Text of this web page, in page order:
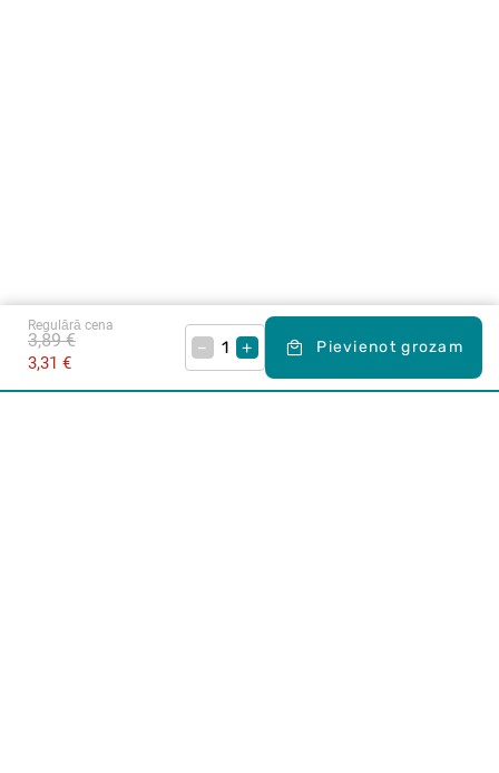
Regulārā cena
3,31 €
3,89 € – + Pievienot grozam